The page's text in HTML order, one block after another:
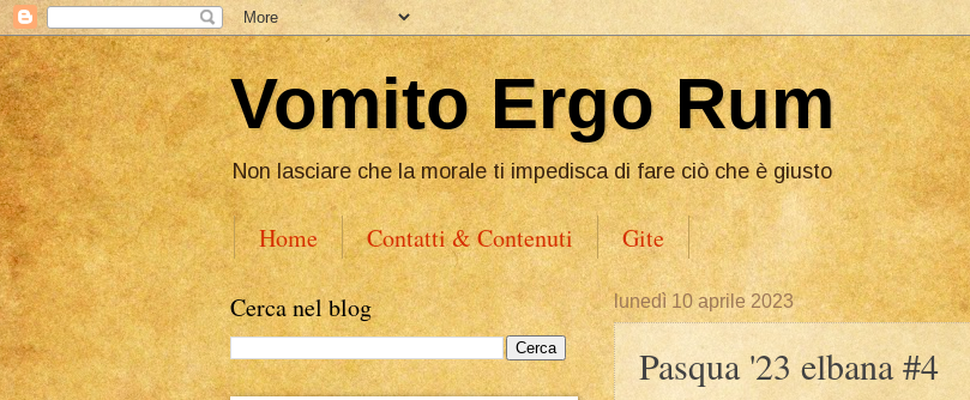
Vomito Ergo Rum
Non lasciare che la morale ti impedisca di fare ciò che è giusto
Home Contatti & Contenuti Gite
lunedì 10 aprile 2023
Pasqua '23 elbana #4
Cerca nel blog